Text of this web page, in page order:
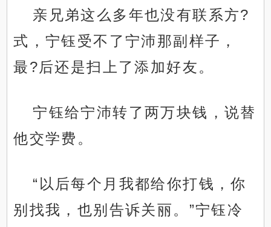
亲兄弟这么多年也没有联系方?
式，宁钰受不了宁沛那副样子，
最?后还是扫上了添加好友。
宁钰给宁沛转了两万块钱，说替
他交学费。
“以后每个月我都给你打钱，你
别找我，也别告诉关丽。”宁钰冷